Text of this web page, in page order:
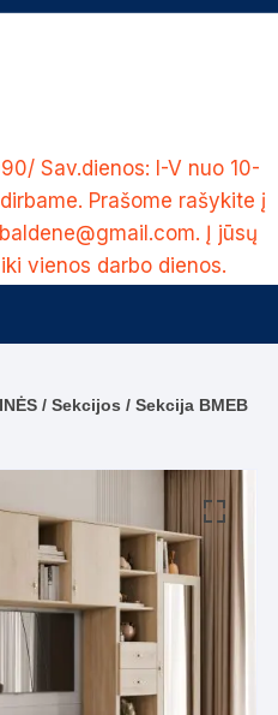
Sav.dienos: I-V nuo 10-
Prašome rašykite į
Į jūsų
vienos darbo dienos.
/Sekcijos / Sekcija BMEB